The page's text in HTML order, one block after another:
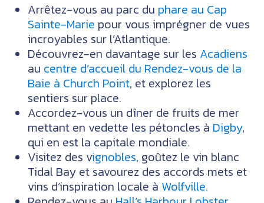
Arrêtez-vous au parc du phare au Cap
Sainte-Marie pour vous imprégner de vues
incroyables sur l’Atlantique.
Découvrez-en davantage sur les Acadiens
au centre d’accueil du Rendez-vous de la
Baie à Church Point, et explorez les
sentiers sur place.
Accordez-vous un dîner de fruits de mer
mettant en vedette les pétoncles à Digby,
qui en est la capitale mondiale.
Visitez des vignobles, goûtez le vin blanc
Tidal Bay et savourez des accords mets et
vins d’inspiration locale à Wolfville.